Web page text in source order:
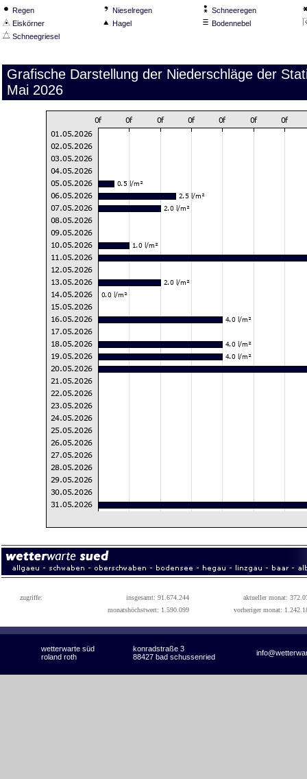
Regen Nieselregen
Schneeregen
Eiskörner
Hagel
Bodennebel
Schneegriesel
Grafische Darstellung der Niederschläge der
Mai 2026
zugriffe: insgesamt: 91.674.244
aktueller monat:
monatshöchstwert: 1.590.099
vorheriger monat:
wetterwarte süd konradstraße 3
roland roth 88427 bad schussenried